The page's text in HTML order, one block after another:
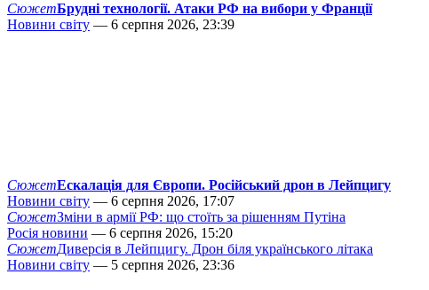
СюжетБрудні технології. Атаки РФ на вибори у Франції
Новини світу — 6 серпня 2026, 23:39
СюжетЕскалація для Європи. Російський дрон в Лейпцигу
Новини світу — 6 серпня 2026, 17:07
СюжетЗміни в армії РФ: що стоїть за рішенням Путіна
Росія новини — 6 серпня 2026, 15:20
СюжетДиверсія в Лейпцигу. Дрон біля українського літака
Новини світу — 5 серпня 2026, 23:36